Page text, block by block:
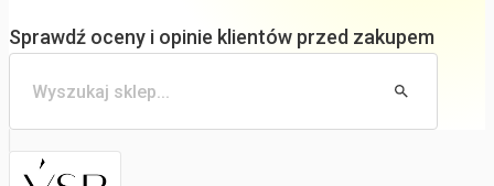
Sprawdź oceny i opinie klientów przed zakupem